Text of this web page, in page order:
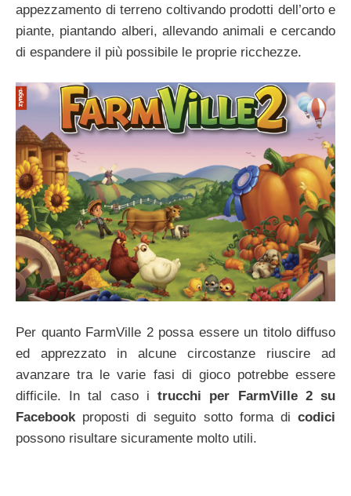
appezzamento di terreno coltivando prodotti dell’orto e
piante, piantando alberi, allevando animali e cercando
di espandere il più possibile le proprie ricchezze.
Per quanto FarmVille 2 possa essere un titolo diffuso
ed apprezzato in alcune circostanze riuscire ad
avanzare tra le varie fasi di gioco potrebbe essere
difficile. In tal caso itrucchi per FarmVille 2 su
Facebook proposti di seguito sotto forma di codici
possono risultare sicuramente molto utili.